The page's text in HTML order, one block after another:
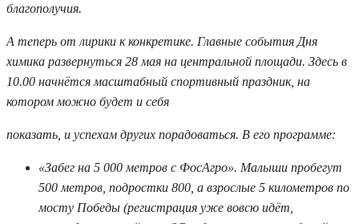
благополучия.
А теперь от лирики к конкретике. Главные события Дня
химика развернуться 28 мая на центральной площади. Здесь в
10.00 начнётся масштабный спортивный праздник, на
котором можно будет и себя
показать, и успехам других порадоваться. В его программе:
«Забег на 5 000 метров с ФосАгро». Малыши пробегут
500 метров, подростки 800, а взрослые 5 километров по
мосту Победы (регистрация уже вовсю идёт,